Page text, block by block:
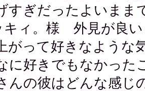
すぎだったよいまま
キィ。様 外見が良い
がって好きなような
に好きでもなかった
んの彼はどんな感じ